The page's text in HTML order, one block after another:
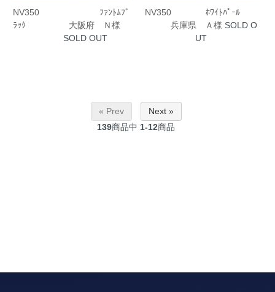
NV350 ﾌｧﾝﾄﾑﾌﾞ
ﾗｯｸ 大阪府 Ｎ様
SOLD OUT
NV350 ﾎﾜｲﾄﾊﾟｰﾙ
兵庫県 Ａ様 SOLD O
UT
« Prev
Next »
139商品中 1-12商品